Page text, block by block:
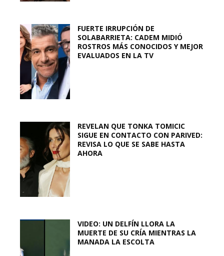
FUERTE IRRUPCIÓN DE
SOLABARRIETA: CADEM MIDIÓ
ROSTROS MÁS CONOCIDOS Y MEJOR
EVALUADOS EN LA TV
REVELAN QUE TONKA TOMICIC
SIGUE EN CONTACTO CON PARIVED:
REVISA LO QUE SE SABE HASTA
AHORA
VIDEO: UN DELFÍN LLORA LA
MUERTE DE SU CRÍA MIENTRAS LA
MANADA LA ESCOLTA